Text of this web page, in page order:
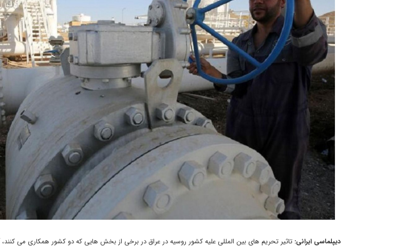
دیپلماسی ایرانی: تاثیر تحریم های بین المللی علیه کشور روسیه در عراق در برخی از بخش هایی که دو کشور همکاری می